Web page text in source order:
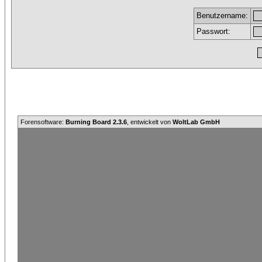
Benutzername:
Passwort:
Forensoftware: Burning Board 2.3.6 , entwickelt von WoltLab GmbH